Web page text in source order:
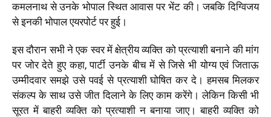
कमलनाथ से उनके भोपाल स्थित आवास पर भेंट की। जबकि दिग्विजय
से इनकी भोपाल एयरपोर्ट पर हुई।
इस दौरान सभी ने एक स्वर में क्षेत्रीय व्यक्ति को प्रत्याशी बनाने की मांग
पर जोर देते हुए कहा, पार्टी उनके बीच में से जिसे भी योग्य एवं जिताऊ
उम्मीदवार समझे उसे पवई से प्रत्याशी घोषित कर दे। हमसब मिलकर
संकल्प के साथ उसे जीत दिलाने के लिए काम करेंगे। लेकिन किसी भी
सूरत में बाहरी व्यक्ति को प्रत्याशी न बनाया जाए। बाहरी व्यक्ति को